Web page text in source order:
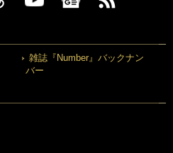
雑誌『Number』バックナン
バー